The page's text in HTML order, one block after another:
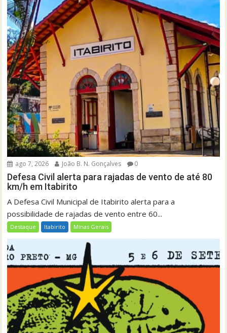
ago 7, 2026 João B. N. Gonçalves 0
Defesa Civil alerta para rajadas de vento de até 80
km/h em Itabirito
A Defesa Civil Municipal de Itabirito alerta para a
possibilidade de rajadas de vento entre 60...
Destaque Itabirito Minas Gerais